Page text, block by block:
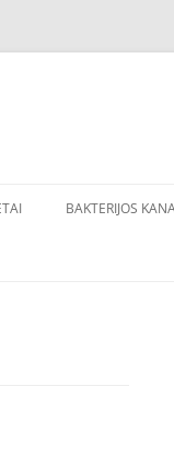
BAKTERIJOS